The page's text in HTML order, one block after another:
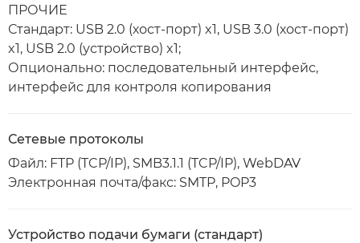
ПРОЧИЕ
Стандарт: USB 2.0 (хост-порт) x1, USB 3.0 (хост-порт)
x1, USB 2.0 (устройство) x1;
Опционально: последовательный интерфейс,
интерфейс для контроля копирования
Сетевые протоколы
Файл: FTP (TCP/IP), SMB3.1.1 (TCP/IP), WebDAV
Электронная почта/факс: SMTP, POP3
Устройство подачи бумаги (стандарт)